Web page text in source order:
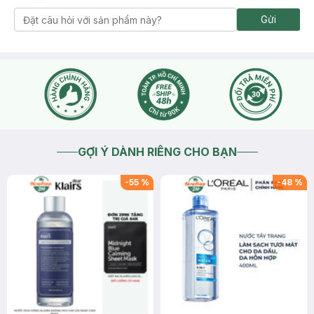
Gửi
GỢI Ý DÀNH RIÊNG CHO BẠN
-55 % -48 %